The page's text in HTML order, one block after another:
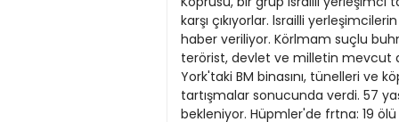
Cumhuriyet Büyük
Taaruz
Cumhuriyet
Cumartesi
Cumhuriyet Çevre
2012
2011
2010
2009